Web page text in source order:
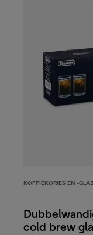
KOFFIEKOPJES EN -
cold brew